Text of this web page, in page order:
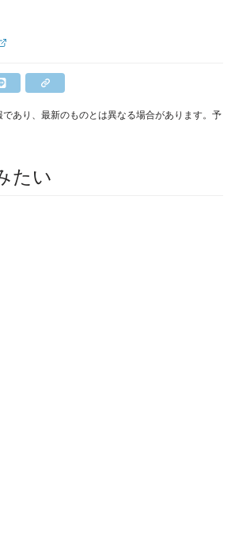
あり、最新のものとは異なる場合があります。予
たい